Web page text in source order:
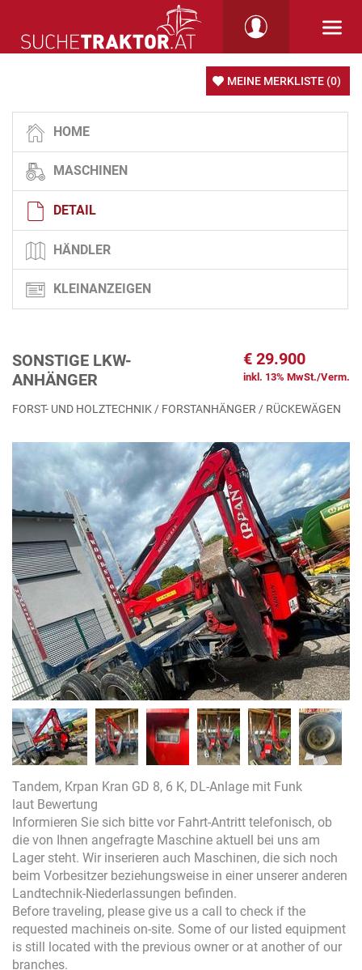
MEINE MERKLISTE (0)
HOME
MASCHINEN
DETAIL
HÄNDLER
KLEINANZEIGEN
SONSTIGE LKW-
ANHÄNGER
€ 29.900
inkl. 13% MwSt./Verm.
FORST- UND HOLZTECHNIK / FORSTANHÄNGER / RÜCKEWÄGEN
Tandem, Krpan Kran GD 8, 6 K, DL-Anlage mit Funk
laut Bewertung
Informieren Sie sich bitte vor Fahrt-Antritt telefonisch, ob
die von Ihnen angefragte Maschine aktuell bei uns am
Lager steht. Wir inserieren auch Maschinen, die sich noch
beim Vorbesitzer beziehungsweise in einer unserer anderen
Landtechnik-Niederlassungen befinden.
Before traveling, please give us a call to check if the
requested machineis on-site. Some of our listed equipment
is still located with the previous owner or at another of our
branches.